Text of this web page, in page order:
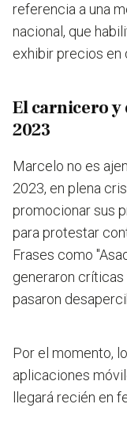
referencia a una
nacional, que
exhibir precios en
El carnicero
2023
Marcelo no es
2023, en plena
promocionar sus
para protestar
Frases como
generaron críticas
pasaron
Por el momento,
aplicaciones
llegará recién en